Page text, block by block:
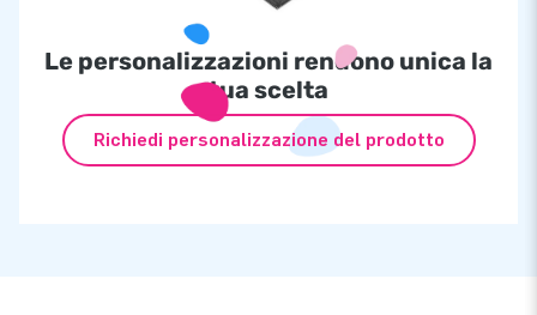
Le personalizzazioni rendono unica la
tua scelta
Richiedi personalizzazione del prodotto